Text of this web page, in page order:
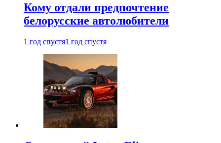
Кому отдали предпочтение
белорусские автолюбители
1 год спустя1 год спустя